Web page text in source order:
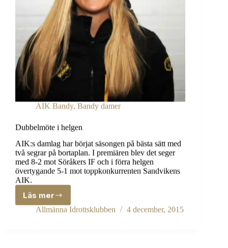
AIK Bandy, Bandy damer
Dubbelmöte i helgen
AIK:s damlag har börjat säsongen på bästa sätt med
två segrar på bortaplan. I premiären blev det seger
med 8-2 mot Söråkers IF och i förra helgen
övertygande 5-1 mot toppkonkurrenten Sandvikens
AIK.
Läs merDubbelmöte
i
Allmänna Idrottsklubben 4 december, 2015